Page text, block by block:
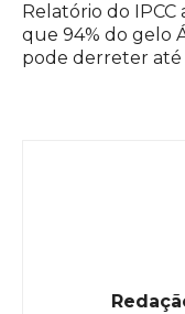
Relatório do IPCC
que 94% do gelo
pode derreter até